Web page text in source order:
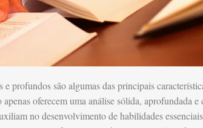
profundos são algumas das principais
apenas oferecem uma análise sólida, aprofundada
no desenvolvimento de habilidades